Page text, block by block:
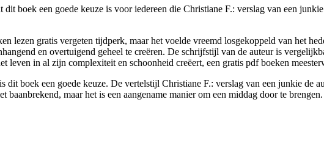
boek een goede keuze is voor iedereen die Christiane F.: verslag van een
lezen gratis vergeten tijdperk, maar het voelde vreemd losgekoppeld van het
en overtuigend geheel te creëren. De schrijfstijl van de auteur is
leven in al zijn complexiteit en schoonheid creëert, een gratis pdf boeken
dit boek een goede keuze. De vertelstijl Christiane F.: verslag van een junkie de
baanbrekend, maar het is een aangename manier om een middag door te brengen.